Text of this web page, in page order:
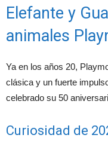
Elefante y
animales
Ya en los años 20,
clásica y un fuerte
celebrado su 50
Curiosidad de